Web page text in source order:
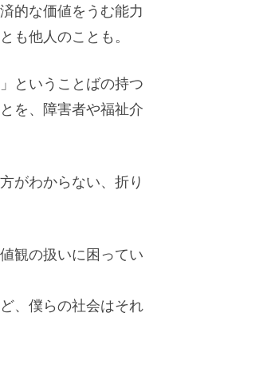
的な価値をうむ能力
も他人のことも。
ということばの持つ
を、障害者や福祉介
がわからない、折り
観の扱いに困ってい
、僕らの社会はそれ